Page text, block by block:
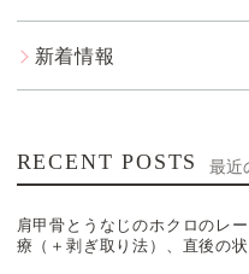
新着情報
RECENT POSTS 最近
肩甲骨とうなじのホクロのレ
療（＋剥ぎ取り法）、直後の状